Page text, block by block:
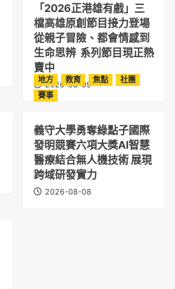
「2026正港雄有戲」三
檔高雄原創節目接力登場
從親子冒險、都會情感到
生命思辨 系列節目現正熱
賣中
2026-08-09
地方 教育 焦點
社團
賽事
義守大學勇奪綠點子國際
發明競賽六項大獎AI智慧
醫療結合無人機技術 展現
跨域研發實力
2026-08-08